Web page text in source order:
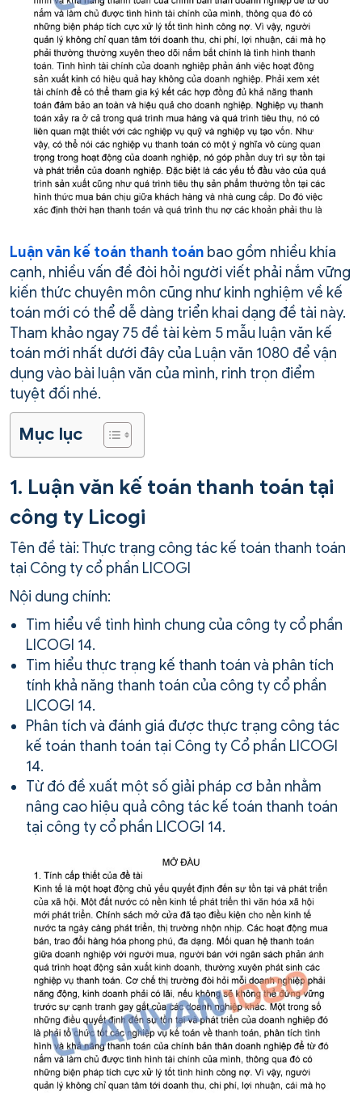
Luận văn kế toán thanh toán bao gồm nhiều khía
cạnh, nhiều vấn đề đòi hỏi người viết phải nắm vững
kiến thức chuyên môn cũng như kinh nghiệm về kế
toán mới có thể dễ dàng triển khai dạng đề tài này.
Tham khảo ngay 75 đề tài kèm 5 mẫu luận văn kế
toán mới nhất dưới đây của Luận văn 1080 để vận
dụng vào bài luận văn của mình, rinh trọn điểm
tuyệt đối nhé.
Mục lục
1. Luận văn kế toán thanh toán tại
công ty Licogi
Tên đề tài: Thực trạng công tác kế toán thanh toán
tại Công ty cổ phần LICOGI
Nội dung chính:
Tìm hiểu về tình hình chung của công ty cổ phần
LICOGI 14.
Tìm hiểu thực trạng kế thanh toán và phân tích
tính khả năng thanh toán của công ty cổ phần
LICOGI 14.
Phân tích và đánh giá được thực trạng công tác
kế toán thanh toán tại Công ty Cổ phần LICOGI
14.
Từ đó đề xuất một số giải pháp cơ bản nhằm
nâng cao hiệu quả công tác kế toán thanh toán
tại công ty cổ phần LICOGI 14.